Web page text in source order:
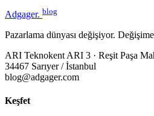
Adgager. blog
Pazarlama dünyası değişiyor.
ARI Teknokent ARI 3 · Reşit Paşa
34467 Sarıyer / İstanbul
blog@adgager.com
Keşfet